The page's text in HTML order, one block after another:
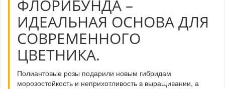
ФЛОРИБУНДА –
ИДЕАЛЬНАЯ ОСНОВА ДЛЯ
СОВРЕМЕННОГО
ЦВЕТНИКА.
Полиантовые розы подарили новым гибридам
морозостойкость и неприхотливость в выращивании, а